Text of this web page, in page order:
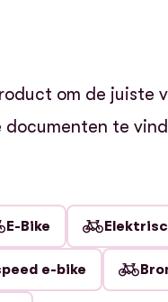
om de juiste
te
E-Bike
e-bike